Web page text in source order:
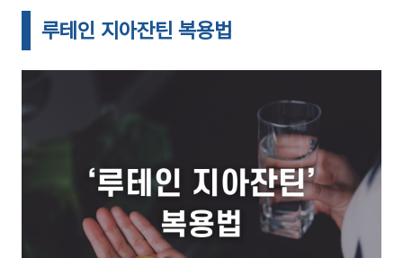
루테인 지아잔틴 복용법